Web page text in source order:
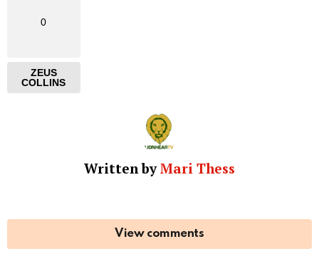
0
ZEUS
COLLINS
Written byMari Thess
View comments